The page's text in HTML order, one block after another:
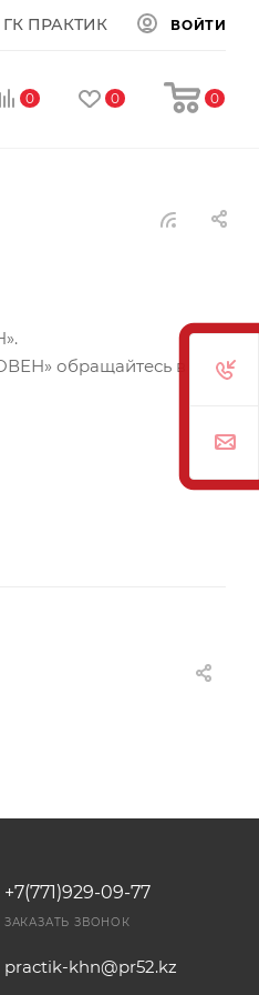
ПРАКТИК ВОЙТИ
0 0 0
обращайтесь в
+7(771)929-09-77
ЗАКАЗАТЬ ЗВОНОК
practik-khn@pr52.kz